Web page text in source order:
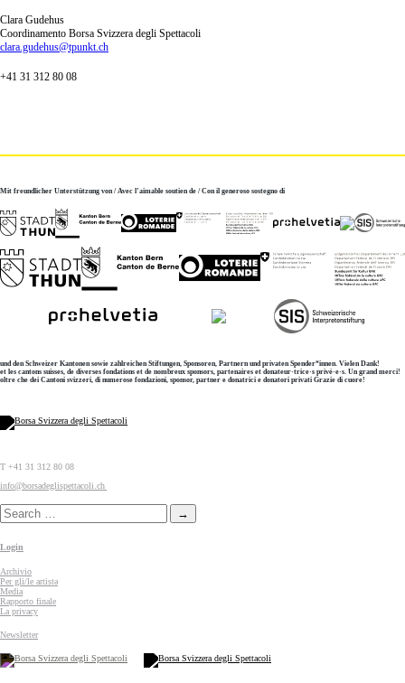
Clara Gudehus
Coordinamento Borsa Svizzera degli Spettacoli
clara.gudehus@tpunkt.ch
+41 31 312 80 08
Mit freundlicher Unterstützung von / Avec l’aimable soutien de / Con il generoso sostegno di
und den Schweizer Kantonen sowie zahlreichen Stiftungen, Sponsoren, Partnern und privaten Spender*innen. Vielen Dank!
et les cantons suisses, de diverses fondations et de nombreux sponsors, partenaires et donateur·trice·s privé·e·s. Un grand merci!
oltre che dei Cantoni svizzeri, di numerose fondazioni, sponsor, partner e donatrici e donatori privati Grazie di cuore!
T +41 31 312 80 08
info@borsadeglispettacoli.ch
Login
Archivio
Per gli/le artistə
Media
Rapporto finale
La privacy
Newsletter